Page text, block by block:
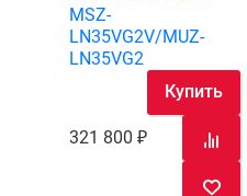
MSZ-
LN35VG2V/MUZ-
LN35VG2
321 800
Купить